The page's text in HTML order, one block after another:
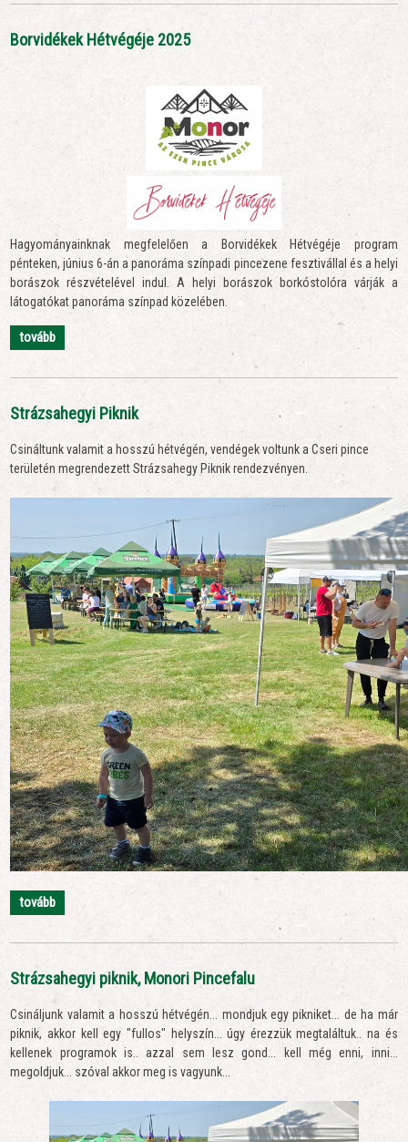
Borvidékek Hétvégéje 2025
Hagyományainknak megfelelően a Borvidékek Hétvégéje program
pénteken, június 6-án a panoráma színpadi pincezene fesztivállal és a helyi
borászok részvételével indul. A helyi borászok borkóstolóra várják a
látogatókat panoráma színpad közelében.
tovább
Strázsahegyi Piknik
Csináltunk valamit a hosszú hétvégén, vendégek voltunk a Cseri pince
területén megrendezett Strázsahegy Piknik rendezvényen.
tovább
Strázsahegyi piknik, Monori Pincefalu
Csináljunk valamit a hosszú hétvégén... mondjuk egy pikniket... de ha már
piknik, akkor kell egy "fullos" helyszín... úgy érezzük megtaláltuk.. na és
kellenek programok is.. azzal sem lesz gond... kell még enni, inni...
megoldjuk... szóval akkor meg is vagyunk...